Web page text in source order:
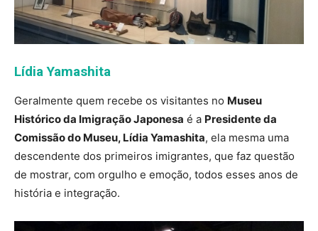
Lídia Yamashita
Geralmente quem recebe os visitantes no Museu
Histórico da Imigração Japonesa é a Presidente da
Comissão do Museu, Lídia Yamashita, ela mesma uma
descendente dos primeiros imigrantes, que faz questão
de mostrar, com orgulho e emoção, todos esses anos de
história e integração.